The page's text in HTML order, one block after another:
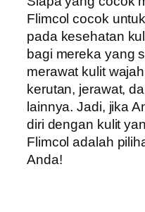
Flimcol cocok
pada kesehatan
bagi mereka yang
merawat kulit
kerutan, jerawat,
lainnya. Jadi, jika
diri dengan kulit
Flimcol adalah
Anda!